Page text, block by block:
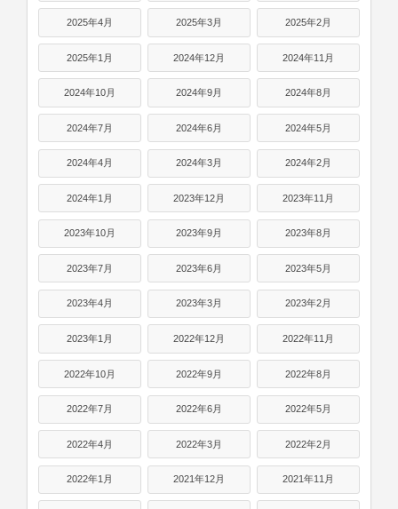
2025年4月 2025年3月 2025年2月
2025年1月 2024年12月 2024年11月
2024年10月 2024年9月 2024年8月
2024年7月 2024年6月 2024年5月
2024年4月 2024年3月 2024年2月
2024年1月 2023年12月 2023年11月
2023年10月 2023年9月 2023年8月
2023年7月 2023年6月 2023年5月
2023年4月 2023年3月 2023年2月
2023年1月 2022年12月 2022年11月
2022年10月 2022年9月 2022年8月
2022年7月 2022年6月 2022年5月
2022年4月 2022年3月 2022年2月
2022年1月 2021年12月 2021年11月